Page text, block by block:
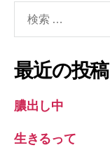
象:
最近の投稿
膿出し中
生きるって